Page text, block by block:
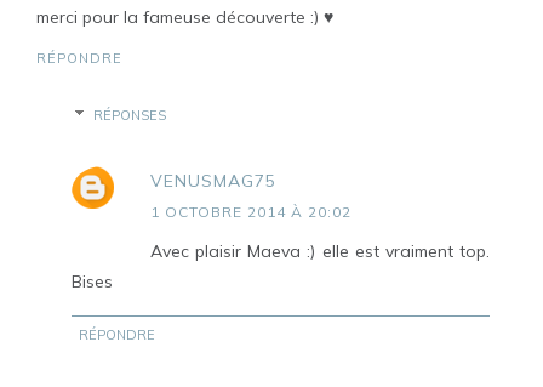
merci pour la fameuse découverte :) ♥
RÉPONDRE
RÉPONSES
VENUSMAG75
1 OCTOBRE 2014 À 20:02
Avec plaisir Maeva :) elle est vraiment top.
Bises
RÉPONDRE